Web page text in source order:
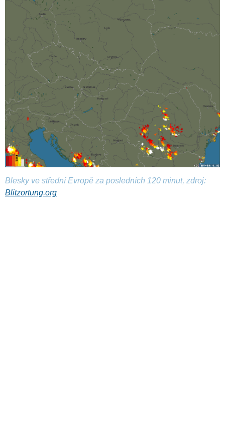
Blesky ve střední Evropě za posledních 120 minut, zdroj:
Blitzortung.org